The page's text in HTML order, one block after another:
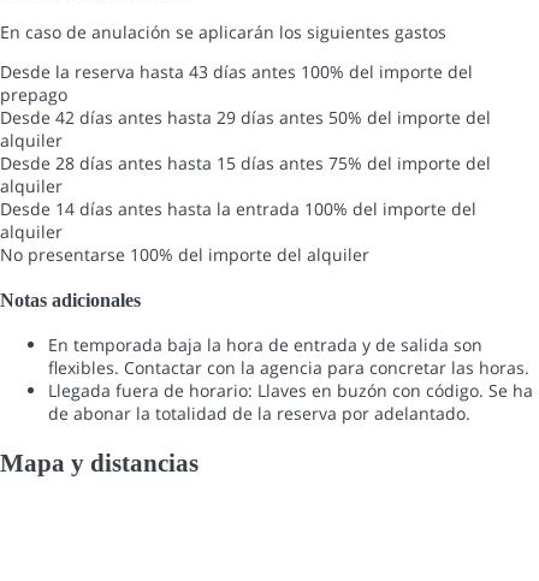
En caso de anulación se aplicarán los siguientes gastos
Desde la reserva hasta 43 días antes 100% del importe del
prepago
Desde 42 días antes hasta 29 días antes 50% del importe del
alquiler
Desde 28 días antes hasta 15 días antes 75% del importe del
alquiler
Desde 14 días antes hasta la entrada 100% del importe del
alquiler
No presentarse 100% del importe del alquiler
Notas adicionales
En temporada baja la hora de entrada y de salida son
flexibles. Contactar con la agencia para concretar las horas.
Llegada fuera de horario: Llaves en buzón con código. Se ha
de abonar la totalidad de la reserva por adelantado.
Mapa y distancias